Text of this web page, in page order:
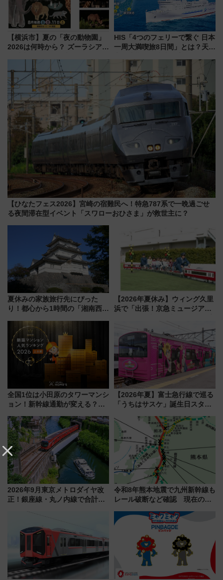
【横浜市】夏の「夜の動物園」
2026は何時から？ ズーラシア・
見どころ、限定イベントを徹底
解説！
HIS「4つのフェリーで繋ぐ 日本
一周大満喫旅8日間」とは？天橋
の絶景＆限定グルメを網羅！煩
雑な手続きも不要でお手軽に楽
しめるプランが登場
【ひなたフェス2026】宮崎の宿難民へ！特急787系で一晩過ごせ
る夜間滞在型イベント「スワローおひさま」が救世主に？
夏休みの家族旅行先にぴった
り！都心から1時間の「湘南西エ
島とは異なる魅力を持つ今夏の
注目スポット
【2026年夏休み】ウィング久里
浜で「出張！京急ミュージア
ラリーや子ども制服撮影も
全国1位は小田原のタワーマンシ
ョン！新幹線通勤が変える？
【新築マンション人気ランキン
グ】
【2026年夏】富士急行線で巡る
「うちはサスケ」誕生日スタン
定グルメ＆グッズ徹底ガイド
2026年9月東京メトロダイヤ改
正！銀座線・丸ノ内線で合計
令和8年熊本地震で九州新幹線も
レール破断など確認 現在の運
響